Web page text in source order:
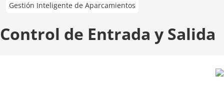
Gestión Inteligente de Aparcamientos
Control de Entrada y Salida